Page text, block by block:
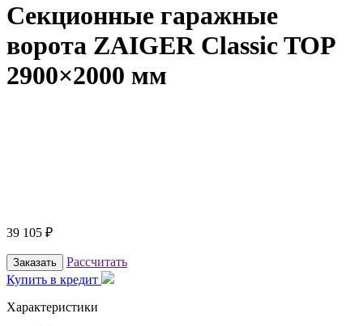
Секционные гаражные
ворота ZAIGER Classic TOP
2900×2000 мм
39 105 ₽
Заказать
Рассчитать
Купить в кредит
Характеристики